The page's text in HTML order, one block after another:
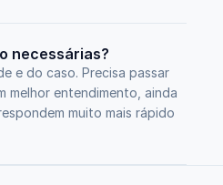
necessárias?
e do caso. Precisa passar
melhor entendimento, ainda
muito mais rápido